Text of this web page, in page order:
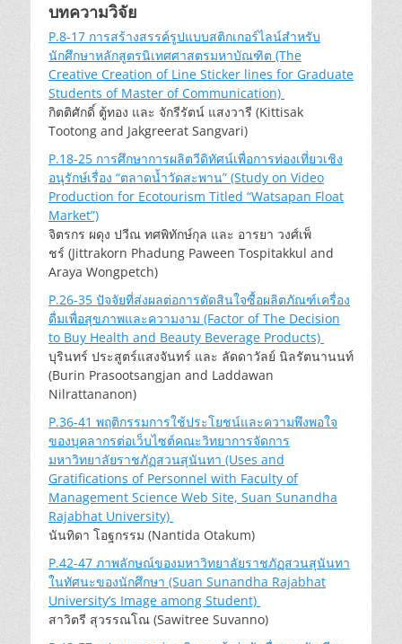
บทความวิจัย
P.8-17 การสร้างสรรค์รูปแบบสติกเกอร์ไลน์สำหรับ
นักศึกษาหลักสูตรนิเทศศาสตรมหาบัณฑิต (The
Creative Creation of Line Sticker lines for Graduate
Students of Master of Communication)
กิตติศักดิ์ ตู้ทอง และ จักรีรัตน์ แสงวารี (Kittisak
Tootong and Jakgreerat Sangvari)
P.18-25 การศึกษาการผลิตวีดิทัศน์เพื่อการท่องเที่ยวเชิง
อนุรักษ์เรื่อง “ตลาดน้ำวัดสะพาน” (Study on Video
Production for Ecotourism Titled “Watsapan Float
Market”)
จิตรกร ผดุง ปวีณ ทศพิทักษ์กุล และ อารยา วงศ์เพ็
ชร์ (Jittrakorn Phadung Paween Tospitakkul and
Araya Wongpetch)
P.26-35 ปัจจัยที่ส่งผลต่อการตัดสินใจซื้อผลิตภัณฑ์เครื่อง
ดื่มเพื่อสุขภาพและความงาม (Factor of The Decision
to Buy Health and Beauty Beverage Products)
บุรินทร์ ประสูตร์แสงจันทร์ และ ลัดดาวัลย์ นิลรัตนานนท์
(Burin Prasootsangjan and Laddawan
Nilrattananon)
P.36-41 พฤติกรรมการใช้ประโยชน์และความพึงพอใจ
ของบุคลากรต่อเว็บไซต์คณะวิทยาการจัดการ
มหาวิทยาลัยราชภัฏสวนสุนันทา (Uses and
Gratifications of Personnel with Faculty of
Management Science Web Site, Suan Sunandha
Rajabhat University)
นันทิดา โอฐกรรม (Nantida Otakum)
P.42-47 ภาพลักษณ์ของมหาวิทยาลัยราชภัฏสวนสุนันทา
ในทัศนะของนักศึกษา (Suan Sunandha Rajabhat
University’s Image among Student)
สาวิตรี สุวรรณโณ (Sawitree Suvanno)